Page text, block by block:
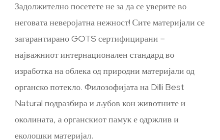
Задолжително посетете не за да се уверите во
неговата неверојатна нежност! Сите материјали се
загарантирано GOTS сертифицирани –
најважниот интернационален стандард во
изработка на облека од природни материјали од
органско потекло. Филозофијата на Dilli Best
Natural подразбира и љубов кон животните и
околината, а органскиот памук е одржлив и
еколошки материјал.